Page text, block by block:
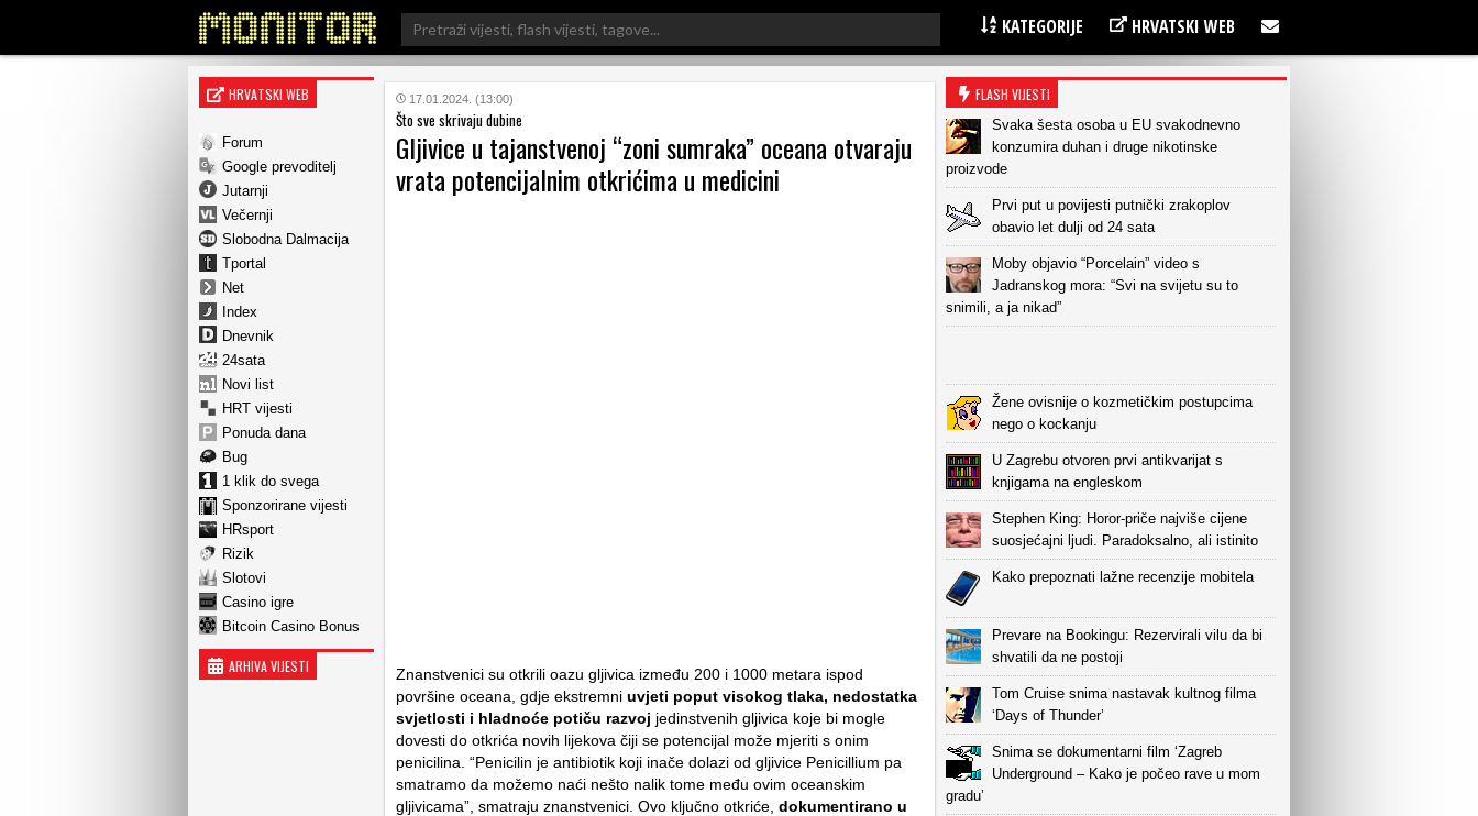
Search
for:
KATEGORIJE HRVATSKI WEB
HRVATSKI WEB
Forum
Google prevoditelj
Jutarnji
Večernji
Slobodna Dalmacija
Tportal
Net
Index
Dnevnik
24sata
Novi list
HRT vijesti
Ponuda dana
Bug
1 klik do svega
Sponzorirane vijesti
HRsport
Rizik
Slotovi
Casino igre
Bitcoin Casino Bonus
ARHIVA VIJESTI
17.01.2024. (13:00)
Što sve skrivaju dubine
Gljivice u tajanstvenoj “zoni sumraka” oceana otvaraju
vrata potencijalnim otkrićima u medicini
Znanstvenici su otkrili oazu gljivica između 200 i 1000 metara ispod
površine oceana, gdje ekstremni uvjeti poput visokog tlaka, nedostatka
svjetlosti i hladnoće potiču razvoj jedinstvenih gljivica koje bi mogle
dovesti do otkrića novih lijekova čiji se potencijal može mjeriti s onim
penicilina. “Penicilin je antibiotik koji inače dolazi od gljivice Penicillium pa
smatramo da možemo naći nešto nalik tome među ovim oceanskim
gljivicama”, smatraju znanstvenici. Ovo ključno otkriće, dokumentirano u
FLASH VIJESTI
Svaka šesta osoba u EU svakodnevno
konzumira duhan i druge nikotinske
proizvode
Prvi put u povijesti putnički zrakoplov
obavio let dulji od 24 sata
Moby objavio “Porcelain” video s
Jadranskog mora: “Svi na svijetu su to
snimili, a ja nikad”
Žene ovisnije o kozmetičkim postupcima
nego o kockanju
U Zagrebu otvoren prvi antikvarijat s
knjigama na engleskom
Stephen King: Horor-priče najviše cijene
suosjećajni ljudi. Paradoksalno, ali istinito
Kako prepoznati lažne recenzije mobitela
Prevare na Bookingu: Rezervirali vilu da bi
shvatili da ne postoji
Tom Cruise snima nastavak kultnog filma
‘Days of Thunder’
Snima se dokumentarni film ‘Zagreb
Underground – Kako je počeo rave u mom
gradu’